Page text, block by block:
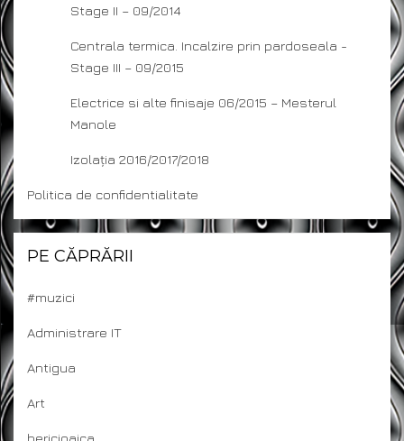
Stage II – 09/2014
Centrala termica. Incalzire prin pardoseala -
Stage III – 09/2015
Electrice si alte finisaje 06/2015 – Mesterul
Manole
Izolația 2016/2017/2018
Politica de confidentialitate
PE CĂPRĂRII
#muzici
Administrare IT
Antigua
Art